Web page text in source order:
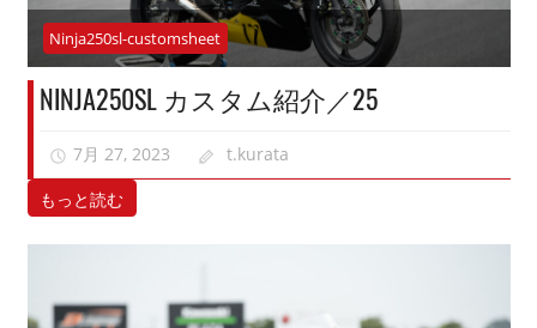
Ninja250sl-customsheet
NINJA250SL カスタム紹介／25
7月 27, 2023 t.kurata
もっと読む